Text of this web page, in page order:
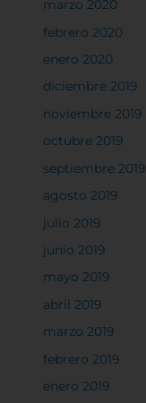
marzo 2020
febrero 2020
enero 2020
diciembre 2019
noviembre 2019
octubre 2019
septiembre 2019
agosto 2019
julio 2019
junio 2019
mayo 2019
abril 2019
marzo 2019
febrero 2019
enero 2019